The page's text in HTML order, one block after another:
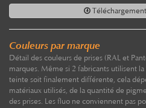
Couleurs par marque
Détail des couleurs de prises (RAL et
marques. Même si 2 fabricants utilisent
teinte soit finalement différente, cela
matériaux utilisés, de la quantité de
des prises. Les fluo ne conviennent pas